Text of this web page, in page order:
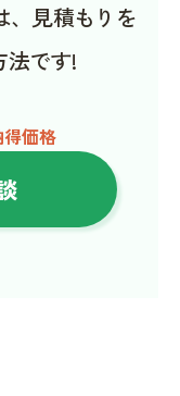
、見積もりを
法です!
価格